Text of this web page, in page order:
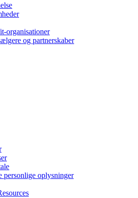
organisationer
og partnerskaber
personlige oplysninger